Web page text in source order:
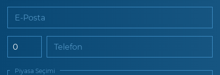
E-Posta
Telefon
Piyasa Seçimi